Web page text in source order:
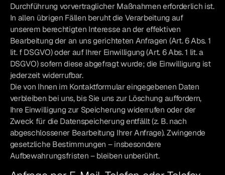
Durchführung vorvertraglicher Maßnahmen erforderlich ist.
In allen übrigen Fällen beruht die Verarbeitung auf
unserem berechtigten Interesse an der effektiven
Bearbeitung der an uns gerichteten Anfragen (Art. 6 Abs. 1
lit. f DSGVO) oder auf Ihrer Einwilligung (Art. 6 Abs. 1 lit. a
DSGVO) sofern diese abgefragt wurde; die Einwilligung ist
jederzeit widerrufbar.
Die von Ihnen im Kontaktformular eingegebenen Daten
verbleiben bei uns, bis Sie uns zur Löschung auffordern,
Ihre Einwilligung zur Speicherung widerrufen oder der
Zweck für die Datenspeicherung entfällt (z. B. nach
abgeschlossener Bearbeitung Ihrer Anfrage). Zwingende
gesetzliche Bestimmungen – insbesondere
Aufbewahrungsfristen – bleiben unberührt.